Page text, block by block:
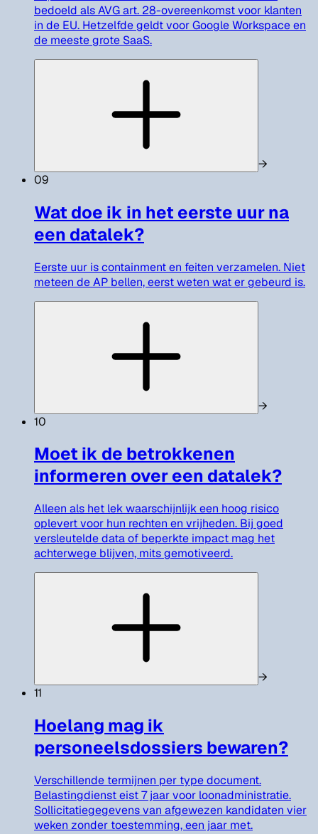
bedoeld als AVG art. 28-overeenkomst voor klanten
in de EU. Hetzelfde geldt voor Google Workspace en
de meeste grote SaaS.
→
09
Wat doe ik in het eerste uur na
een datalek?
Eerste uur is containment en feiten verzamelen. Niet
meteen de AP bellen, eerst weten wat er gebeurd is.
→
10
Moet ik de betrokkenen
informeren over een datalek?
Alleen als het lek waarschijnlijk een hoog risico
oplevert voor hun rechten en vrijheden. Bij goed
versleutelde data of beperkte impact mag het
achterwege blijven, mits gemotiveerd.
→
11
Hoelang mag ik
personeelsdossiers bewaren?
Verschillende termijnen per type document.
Belastingdienst eist 7 jaar voor loonadministratie.
Sollicitatiegegevens van afgewezen kandidaten vier
weken zonder toestemming, een jaar met.